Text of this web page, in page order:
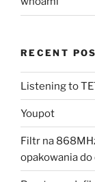
RECENT
Listening to
Youpot
Filtr na
opakowania